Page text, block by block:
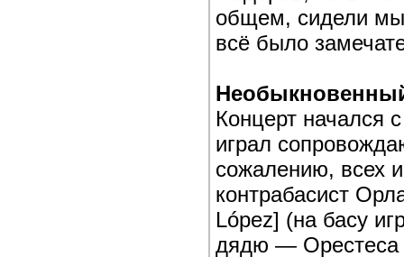
общем, сидели
всё было
Концерт начался
играл
сожалению, всех
контрабасист
López] (на басу
дядю — Орестеса